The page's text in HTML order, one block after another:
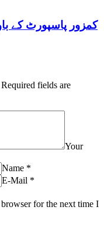
Required fields are
Your
Name *
E-Mail *
for the next time I